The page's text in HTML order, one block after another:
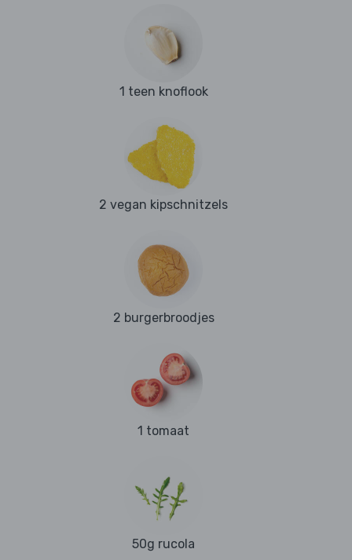
1 teen knoflook
2 vegan kipschnitzels
2 burgerbroodjes
1 tomaat
50g rucola